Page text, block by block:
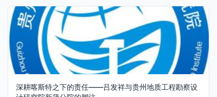
深耕喀斯特之下的责任——吕发祥与贵州地质工程勘察设